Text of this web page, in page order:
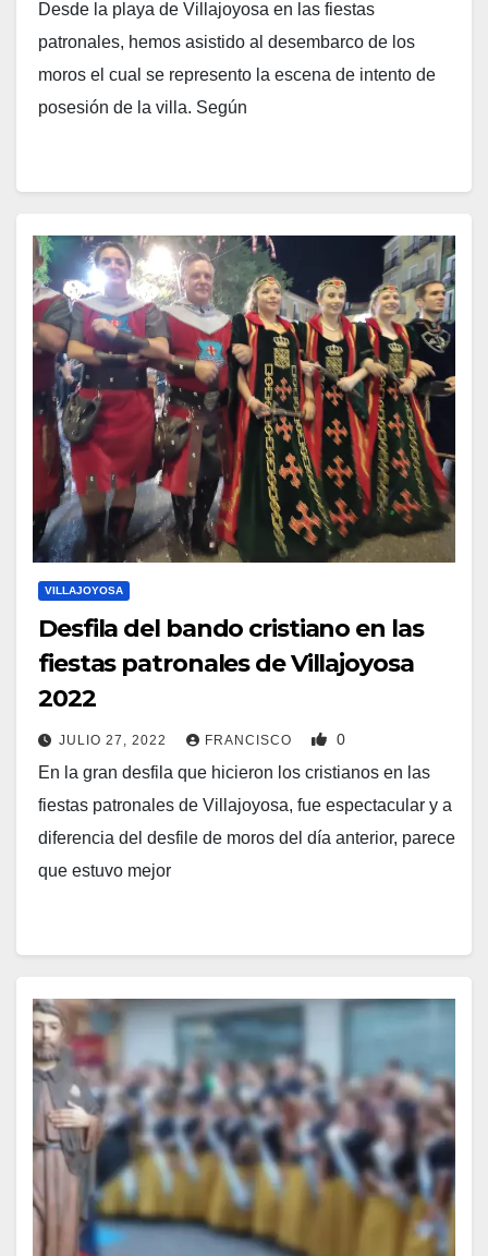
Desde la playa de Villajoyosa en las fiestas
patronales, hemos asistido al desembarco de los
moros el cual se represento la escena de intento de
posesión de la villa. Según
VILLAJOYOSA
Desfila del bando cristiano en las
fiestas patronales de Villajoyosa
2022
JULIO 27, 2022 FRANCISCO 0
En la gran desfila que hicieron los cristianos en las
fiestas patronales de Villajoyosa, fue espectacular y a
diferencia del desfile de moros del día anterior, parece
que estuvo mejor